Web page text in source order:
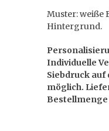
Muster: weiße
Hintergrund.
Individuelle
Siebdruck auf
möglich.
Bestellmenge